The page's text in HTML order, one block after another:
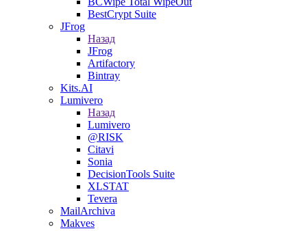
BestCrypt Suite
JFrog
Назад
JFrog
Artifactory
Bintray
Kits.AI
Lumivero
Назад
Lumivero
@RISK
Citavi
Sonia
DecisionTools Suite
XLSTAT
Tevera
MailArchiva
Makves